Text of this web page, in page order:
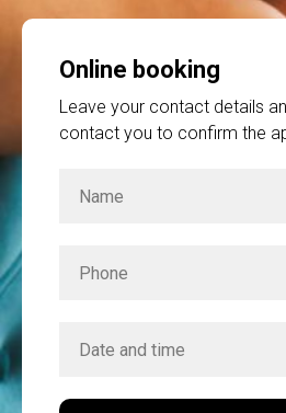
Online booking
Leave your contact details
contact you to confirm the